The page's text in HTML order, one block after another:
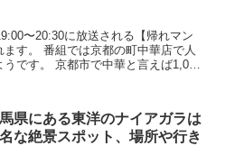
町中華店で人
と言えば1,000
県にある東洋のナイアガラは
な絶景スポット、場所や行き